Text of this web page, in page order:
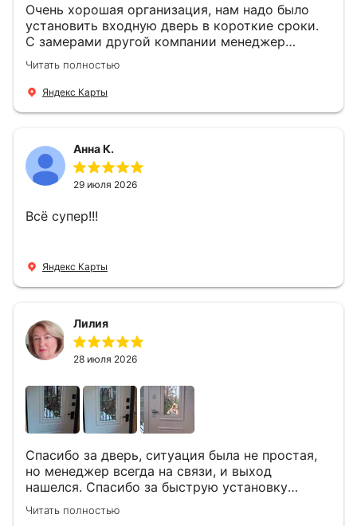
Очень хорошая организация, нам надо было
установить входную дверь в короткие сроки.
С замерами другой компании менеджер
компании Филлип, быстро предоставил нам
варианты дверей, монтаж тоже был очень
четкий, позвонили, согласовали и установили
Читать полностью
Яндекс Карты
Анна К.
29 июля 2026
Всё супер!!!
Яндекс Карты
Лилия
28 июля 2026
Спасибо за дверь, ситуация была не простая,
но менеджер всегда на связи, и выход
нашелся. Спасибо за быструю установку
Роману, один и привёз, и установил. Надеюсь,
что дверь нам долго послужит
Читать полностью